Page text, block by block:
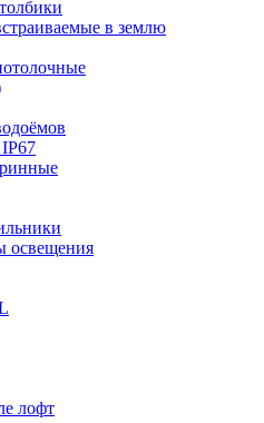
в землю
освещения
лофт